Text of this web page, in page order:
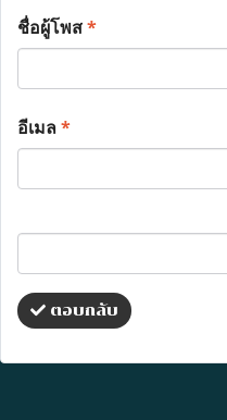
ชื่อผู้โพส*
อีเมล*
ตอบกลับ